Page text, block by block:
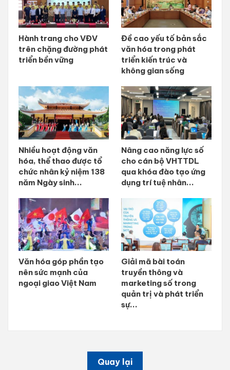
Hành trang cho VĐV
trên chặng đường phát
triển bền vững
Đề cao yếu tố bản sắc
văn hóa trong phát
triển kiến trúc và
không gian sống
Nhiều hoạt động văn
hóa, thể thao được tổ
chức nhân kỷ niệm 138
năm Ngày sinh...
Nâng cao năng lực số
cho cán bộ VHTTDL
qua khóa đào tạo ứng
dụng trí tuệ nhân...
Văn hóa góp phần tạo
nên sức mạnh của
ngoại giao Việt Nam
Giải mã bài toán
truyền thông và
marketing số trong
quản trị và phát triển
sự...
Quay lại